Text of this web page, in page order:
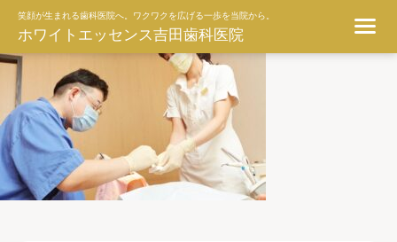
笑顔が生まれる歯科医院へ。ワクワクを広げる一歩を当院から。
ホワイトエッセンス吉田歯科医院
ggg